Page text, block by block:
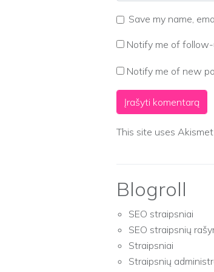
Save my name,
Notify me of follow-
Notify me of new
This site uses
Blogroll
SEO straipsniai
SEO straipsnių
Straipsniai
Straipsnių